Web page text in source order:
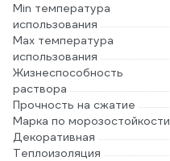
Min температура
использования
Max температура
использования
Жизнеспособность
раствора
Прочность на сжатие
Марка по морозостойкости
Декоративная
Теплоизоляция